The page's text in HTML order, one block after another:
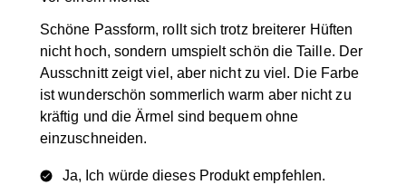
Schöne Passform, rollt sich trotz breiterer Hüften
nicht hoch, sondern umspielt schön die Taille. Der
Ausschnitt zeigt viel, aber nicht zu viel. Die Farbe
ist wunderschön sommerlich warm aber nicht zu
kräftig und die Ärmel sind bequem ohne
einzuschneiden.
Ja, Ich würde dieses Produkt empfehlen.